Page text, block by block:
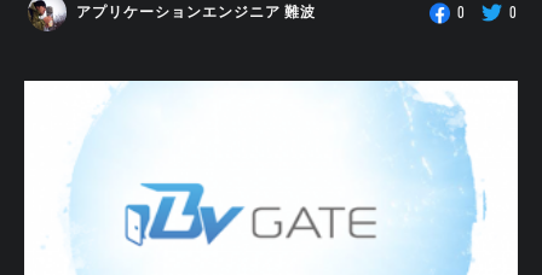
アプリケーションエンジニア 難波 0 0